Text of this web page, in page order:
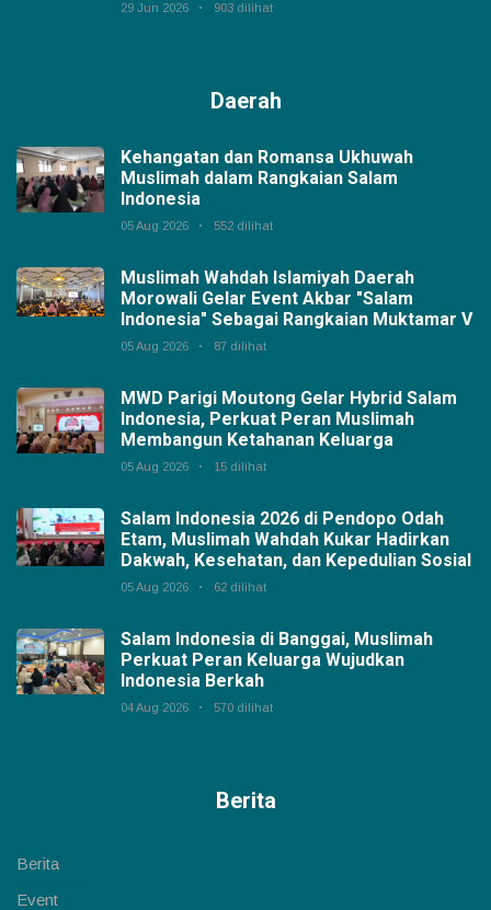
29 Jun 2026 903 dilihat
Daerah
Kehangatan dan Romansa Ukhuwah
Muslimah dalam Rangkaian Salam
Indonesia
05 Aug 2026 552 dilihat
Muslimah Wahdah Islamiyah Daerah
Morowali Gelar Event Akbar "Salam
Indonesia" Sebagai Rangkaian Muktamar V
05 Aug 2026 87 dilihat
MWD Parigi Moutong Gelar Hybrid Salam
Indonesia, Perkuat Peran Muslimah
Membangun Ketahanan Keluarga
05 Aug 2026 15 dilihat
Salam Indonesia 2026 di Pendopo Odah
Etam, Muslimah Wahdah Kukar Hadirkan
Dakwah, Kesehatan, dan Kepedulian Sosial
05 Aug 2026 62 dilihat
Salam Indonesia di Banggai, Muslimah
Perkuat Peran Keluarga Wujudkan
Indonesia Berkah
04 Aug 2026 570 dilihat
Berita
Berita
Event